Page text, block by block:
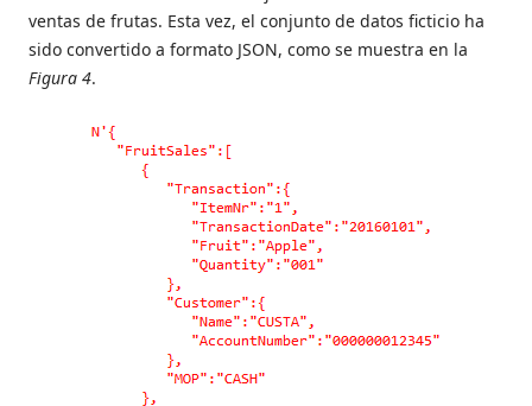
ventas de frutas. Esta vez, el conjunto de datos ficticio ha
sido convertido a formato JSON, como se muestra en la
Figura 4.